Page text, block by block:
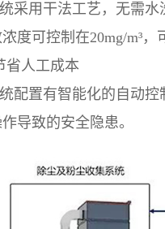
采用干法工艺，无需
度可控制在20mg/m³，
省人工成本
配置有智能化的自动控
导致的安全隐患。